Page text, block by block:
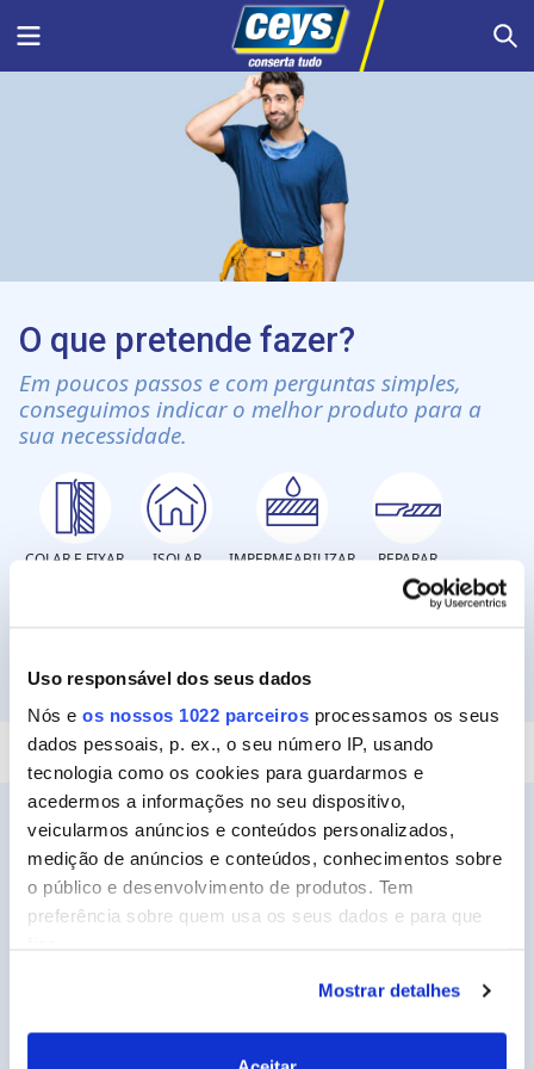
Uso responsável dos seus dados
Nós e os nossos 1022 parceiros processamos os seus
dados pessoais, p. ex., o seu número IP, usando
tecnologia como os cookies para guardarmos e
acedermos a informações no seu dispositivo,
veicularmos anúncios e conteúdos personalizados,
medição de anúncios e conteúdos, conhecimentos sobre
o público e desenvolvimento de produtos. Tem
preferência sobre quem usa os seus dados e para que
Se permitir, gostaríamos também de:
Recolher informações sobre a sua localização
geográfica as quais podem ter uma precisão de
Mostrar detalhes
Menu
O que pretende fazer?
Em poucos passos e com perguntas simples,
conseguimos indicar o melhor produto para a
sua necessidade.
COLAR E FIXAR ISOLAR IMPERMEABILIZAR REPARAR
SELAR
Ceys
Sobre a Ceys